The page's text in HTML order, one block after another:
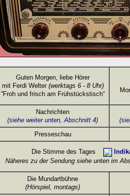
Guten Morgen, liebe Hörer
mit Ferdi Welter(werktags 6 - 8 Uhr)
"Froh und frisch am Frühstückstisch“
Nachrichten
(siehe weiter unten, Abschnitt 4)
Presseschau
Die Stimme des Tages
Näheres zu der Sendung siehe unten im
Die Mundartbühne
(Hörspiel, montags)